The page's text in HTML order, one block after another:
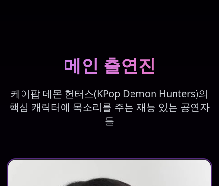
메인 출연진
케이팝 데몬 헌터스(KPop Demon Hunters)의
핵심 캐릭터에 목소리를 주는 재능 있는 공연자
들